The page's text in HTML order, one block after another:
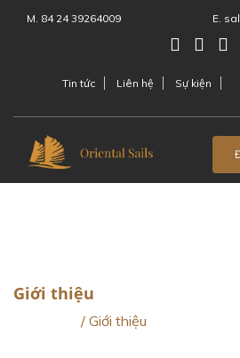
M. 84 24 39264009 E.
Tin tức Liên hệ Sự kiện
Giới thiệu
/ Giới thiệu